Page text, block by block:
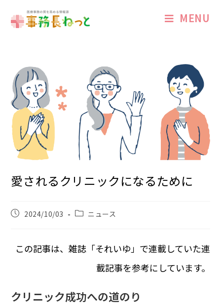
MENU
愛されるクリニックになるために
2024/10/03 ニュース
この記事は、雑誌「それいゆ」で連載していた連
載記事を参考にしています。
クリニック成功への道のり